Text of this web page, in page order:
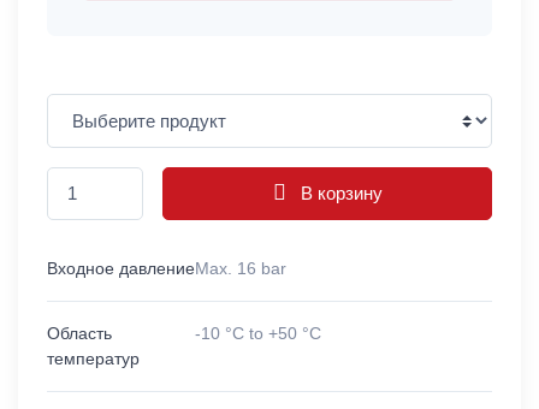
В корзину
Входное давлениеMax. 16 bar
Область
температур
-10 °C to +50 °C